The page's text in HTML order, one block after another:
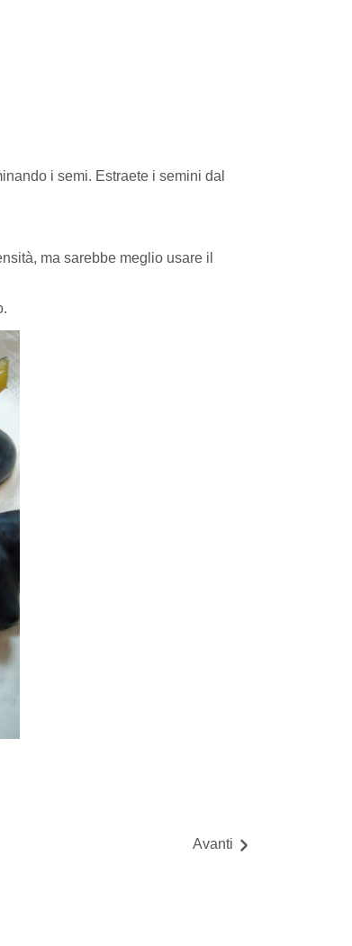
i semi. Estraete i semini dal
ma sarebbe meglio usare il
Avanti